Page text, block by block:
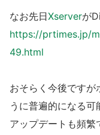
なお先日Xserverが
https://prtimes.jp/
49.html
おそらく今後ですが
うに普遍的になる可
アップデートも頻繁